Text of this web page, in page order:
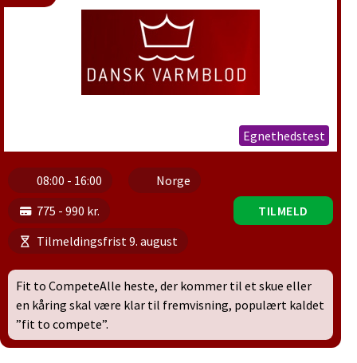
Egnethedstest
08:00 - 16:00
Norge
775 - 990 kr.
Tilmeldingsfrist 9. august
TILMELD
Fit to CompeteAlle heste, der kommer til et skue eller
en kåring skal være klar til fremvisning, populært kaldet
”fit to compete”.